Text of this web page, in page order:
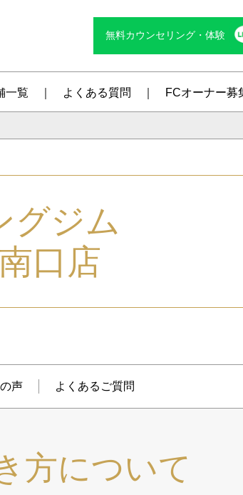
無料カウンセリング・体験
一覧 よくある質問 FCオーナー募
グジム
口店
声 よくあるご質問
方について